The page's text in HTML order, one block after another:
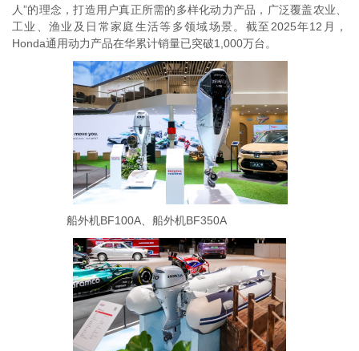
人”的理念，打造用户真正所需的多样化动力产品，广泛覆盖农业、
工业、渔业及日常家庭生活等多领域场景。截至2025年12月，
Honda通用动力产品在华累计销量已突破1,000万台。
船外机BF100A、船外机BF350A